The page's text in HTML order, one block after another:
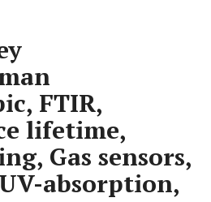
FTIR,
lifetime,
Gassensors,
absorption,